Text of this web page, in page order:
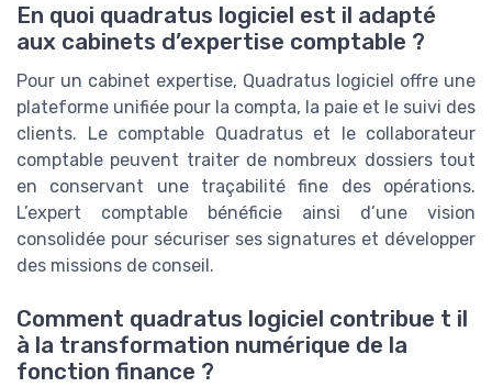
En quoi quadratus logiciel est il adapté
aux cabinets d’expertise comptable ?
Pour un cabinet expertise, Quadratus logiciel offre une
plateforme unifiée pour la compta, la paie et le suivi des
clients. Le comptable Quadratus et le collaborateur
comptable peuvent traiter de nombreux dossiers tout
en conservant une traçabilité fine des opérations.
L’expert comptable bénéficie ainsi d’une vision
consolidée pour sécuriser ses signatures et développer
des missions de conseil.
Comment quadratus logiciel contribue t il
à la transformation numérique de la
fonction finance ?